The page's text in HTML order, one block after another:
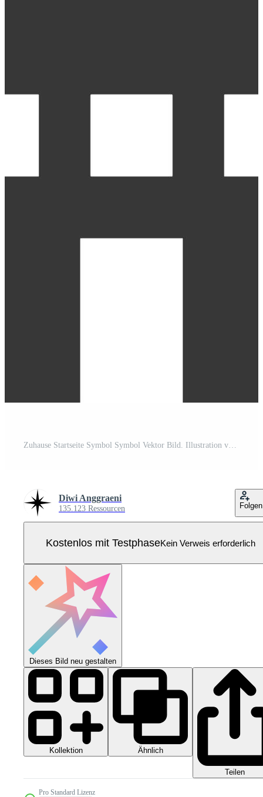
Zuhause Startseite Symbol Symbol Vektor Bild. Illustration von das Haus echt Nachlass Grafik Eigentum Design Bild Pro Vektor
Diwi Anggraeni
135.123 Ressourcen Folgen
Kostenlos mit TestphaseKein Verweis erforderlich
Dieses Bild neu gestalten
Kollektion Ähnlich
Teilen
Pro Standard Lizenz